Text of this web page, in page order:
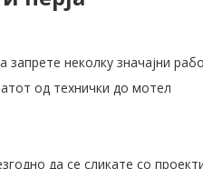
запрете неколку значајни
од технички до мотел
да се сликате со